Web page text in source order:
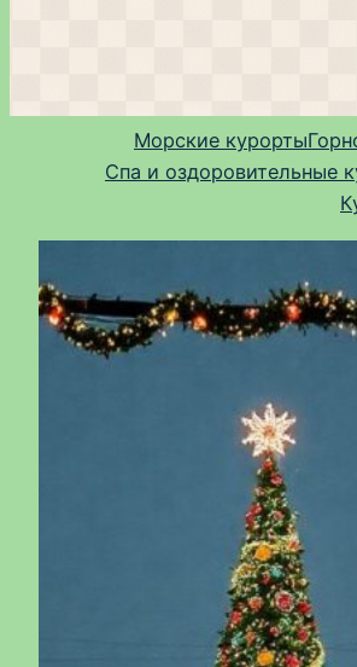
Морские курорты
Спа и оздоровительные